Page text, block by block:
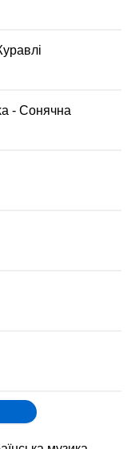
- Сонячна